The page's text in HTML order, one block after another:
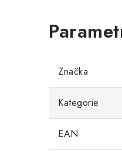
Značka
Kategorie
EAN